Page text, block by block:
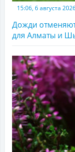
15:06, 6 августа
Дожди
для Алматы и